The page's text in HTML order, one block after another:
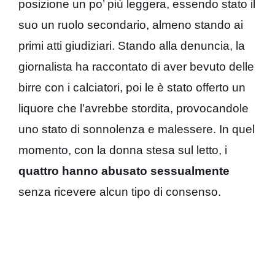
posizione un po’ più leggera, essendo stato il
suo un ruolo secondario, almeno stando ai
primi atti giudiziari. Stando alla denuncia, la
giornalista ha raccontato di aver bevuto delle
birre con i calciatori, poi le è stato offerto un
liquore che l’avrebbe stordita, provocandole
uno stato di sonnolenza e malessere. In quel
momento, con la donna stesa sul letto, i
quattro hanno abusato sessualmente
senza ricevere alcun tipo di consenso.